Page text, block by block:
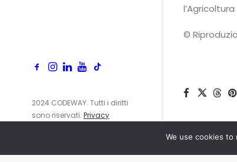
2024 CODEWAY. Tutti i diritti
sono riservati. Privacy
©
We use cookies